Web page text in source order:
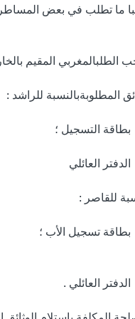
ما تطلب في بعض المساطر
الطلبالمغربي المقيم
المطلوبةبالنسبة للراشد :
بطاقة التسجيل ؛
الدفتر العائلي
للقاصر :
بطاقة تسجيل الأب ؛
الدفتر العائلي .